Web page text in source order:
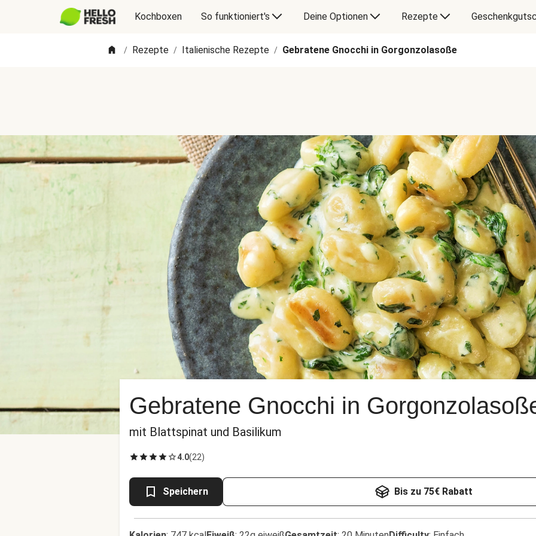
Kochboxen So funktioniert's Deine Optionen Rezepte
/ Rezepte / Italienische Rezepte / Gebratene Gnocchi in Gorgonzolasoße
Gebratene Gnocchi in
mit Blattspinat und Basilikum
4.0(22)
Speichern Bis zu 75€ Rabatt